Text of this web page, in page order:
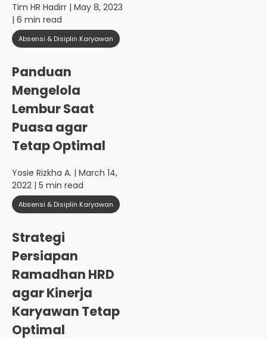
Tim HR Hadirr | May 8, 2023
| 6 min read
Absensi & Disiplin Karyawan
Panduan
Mengelola
Lembur Saat
Puasa agar
Tetap Optimal
Yosie Rizkha A. | March 14,
2022 | 5 min read
Absensi & Disiplin Karyawan
Strategi
Persiapan
Ramadhan HRD
agar Kinerja
Karyawan Tetap
Optimal